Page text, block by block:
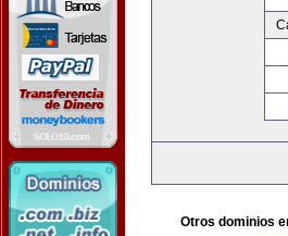
Otros dominios